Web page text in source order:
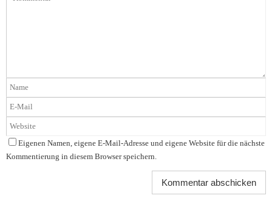
Eigenen Namen, eigene E-Mail-Adresse und eigene Website für die nächste
Kommentierung in diesem Browser speichern.